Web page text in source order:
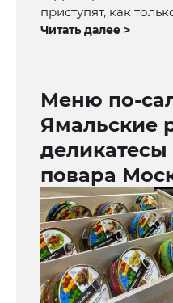
приступят, как
Читать далее >
Меню по-
Ямальские
повара